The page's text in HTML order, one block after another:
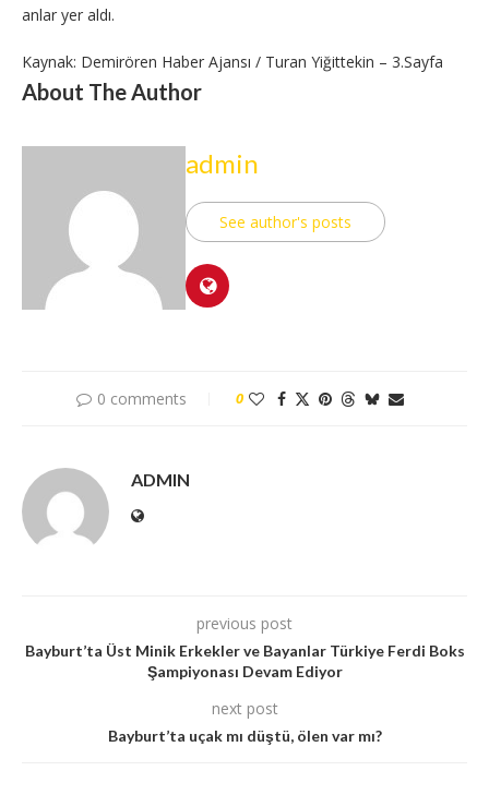
anlar yer aldı.
Kaynak: Demirören Haber Ajansı / Turan Yiğittekin – 3.Sayfa
About The Author
admin
See author's posts
0 comments 0
ADMIN
previous post
Bayburt’ta Üst Minik Erkekler ve Bayanlar Türkiye Ferdi Boks
Şampiyonası Devam Ediyor
next post
Bayburt’ta uçak mı düştü, ölen var mı?